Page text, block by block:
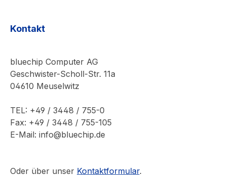
Kontakt
bluechip Computer AG
Geschwister-Scholl-Str. 11a
04610 Meuselwitz
TEL: +49 / 3448 / 755-0
Fax: +49 / 3448 / 755-105
E-Mail: info@bluechip.de
Oder über unser Kontaktformular.